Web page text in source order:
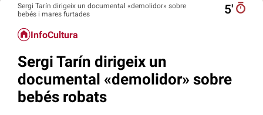
Sergi Tarín dirigeix un documental «demolidor» sobre
bebés i mares furtades
5′
InfoCultura
Sergi Tarín dirigeix un
documental «demolidor» sobre
bebés robats